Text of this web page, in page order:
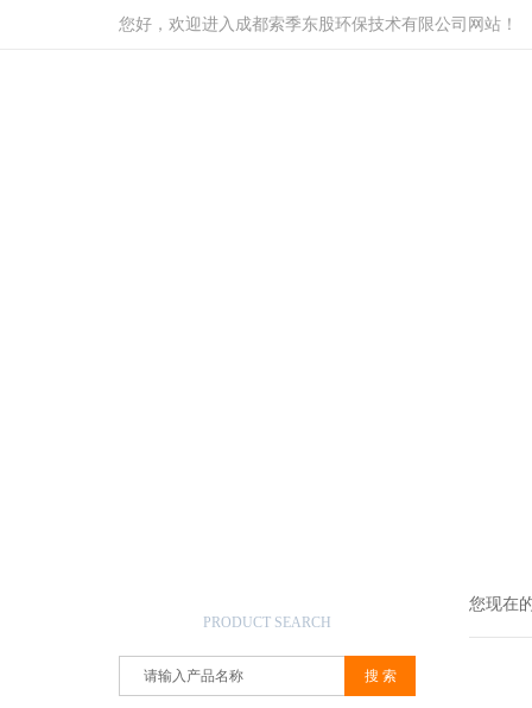
您好，欢迎进入成都索季东股环保技术有限公司网站！
PRODUCT SEARCH
您现在